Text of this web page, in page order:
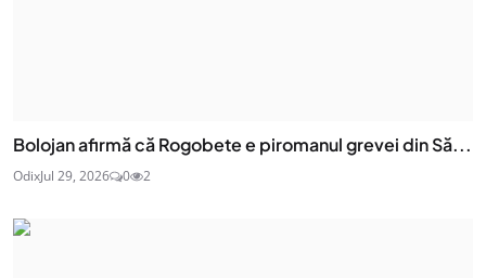
Bolojan afirmă că Rogobete e piromanul grevei din Să...
OdixJul 29, 2026 0 2